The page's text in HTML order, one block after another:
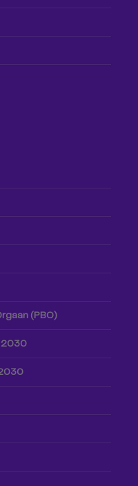
(PBO)
2030